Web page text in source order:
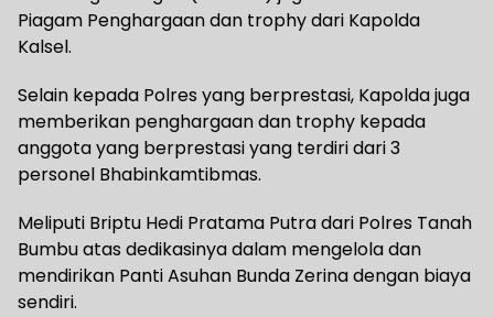
Piagam Penghargaan dan trophy dari Kapolda
Kalsel.
Selain kepada Polres yang berprestasi, Kapolda juga
memberikan penghargaan dan trophy kepada
anggota yang berprestasi yang terdiri dari 3
personel Bhabinkamtibmas.
Meliputi Briptu Hedi Pratama Putra dari Polres Tanah
Bumbu atas dedikasinya dalam mengelola dan
mendirikan Panti Asuhan Bunda Zerina dengan biaya
sendiri.